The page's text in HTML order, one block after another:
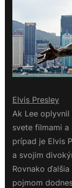
Elvis Presley
Ak Lee
svete filmami a
prípad je Elvis
a svojim
Rovnako
pojmom